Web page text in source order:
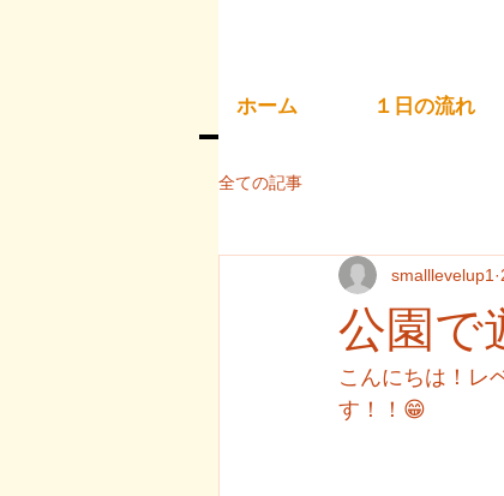
ホーム １日の流れ
全ての記事
公園で
smalllevelup1
こんにちは！レ
す！！😁